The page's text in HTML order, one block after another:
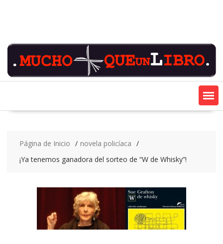
Página de Inicio
novela policíaca
¡Ya tenemos ganadora del sorteo de “W de Whisky”!